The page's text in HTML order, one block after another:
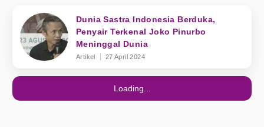
Dunia Sastra Indonesia Berduka,
Penyair Terkenal Joko Pinurbo
Meninggal Dunia
Artikel 27 April 2024
Loading...